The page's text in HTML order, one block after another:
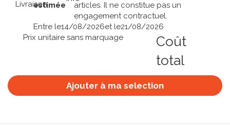
estimée
articles. Il ne constitue pas un
engagement contractuel.
Entre le14/08/2026et le21/08/2026
Prix unitaire sans marquage
Coût
total
Ajouter à ma selection